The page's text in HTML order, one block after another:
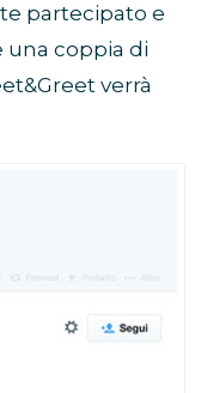
partecipato e
una coppia di
verrà